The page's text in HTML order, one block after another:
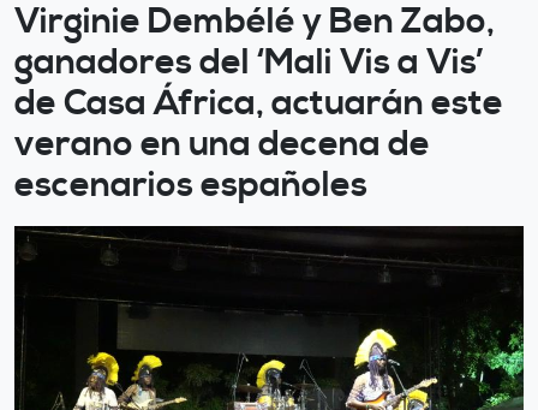
Virginie Dembélé y Ben Zabo,
ganadores del ‘Mali Vis a Vis’
de Casa África, actuarán este
verano en una decena de
escenarios españoles